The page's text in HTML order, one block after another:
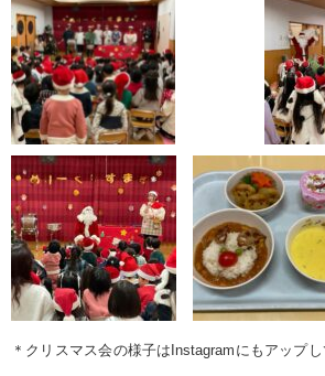
＊クリスマス会の様子はInstagramにもアップ